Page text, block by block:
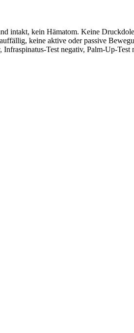
intakt, kein Hämatom. Keine
keine aktive oder passive
Test negativ, Palm-Up-